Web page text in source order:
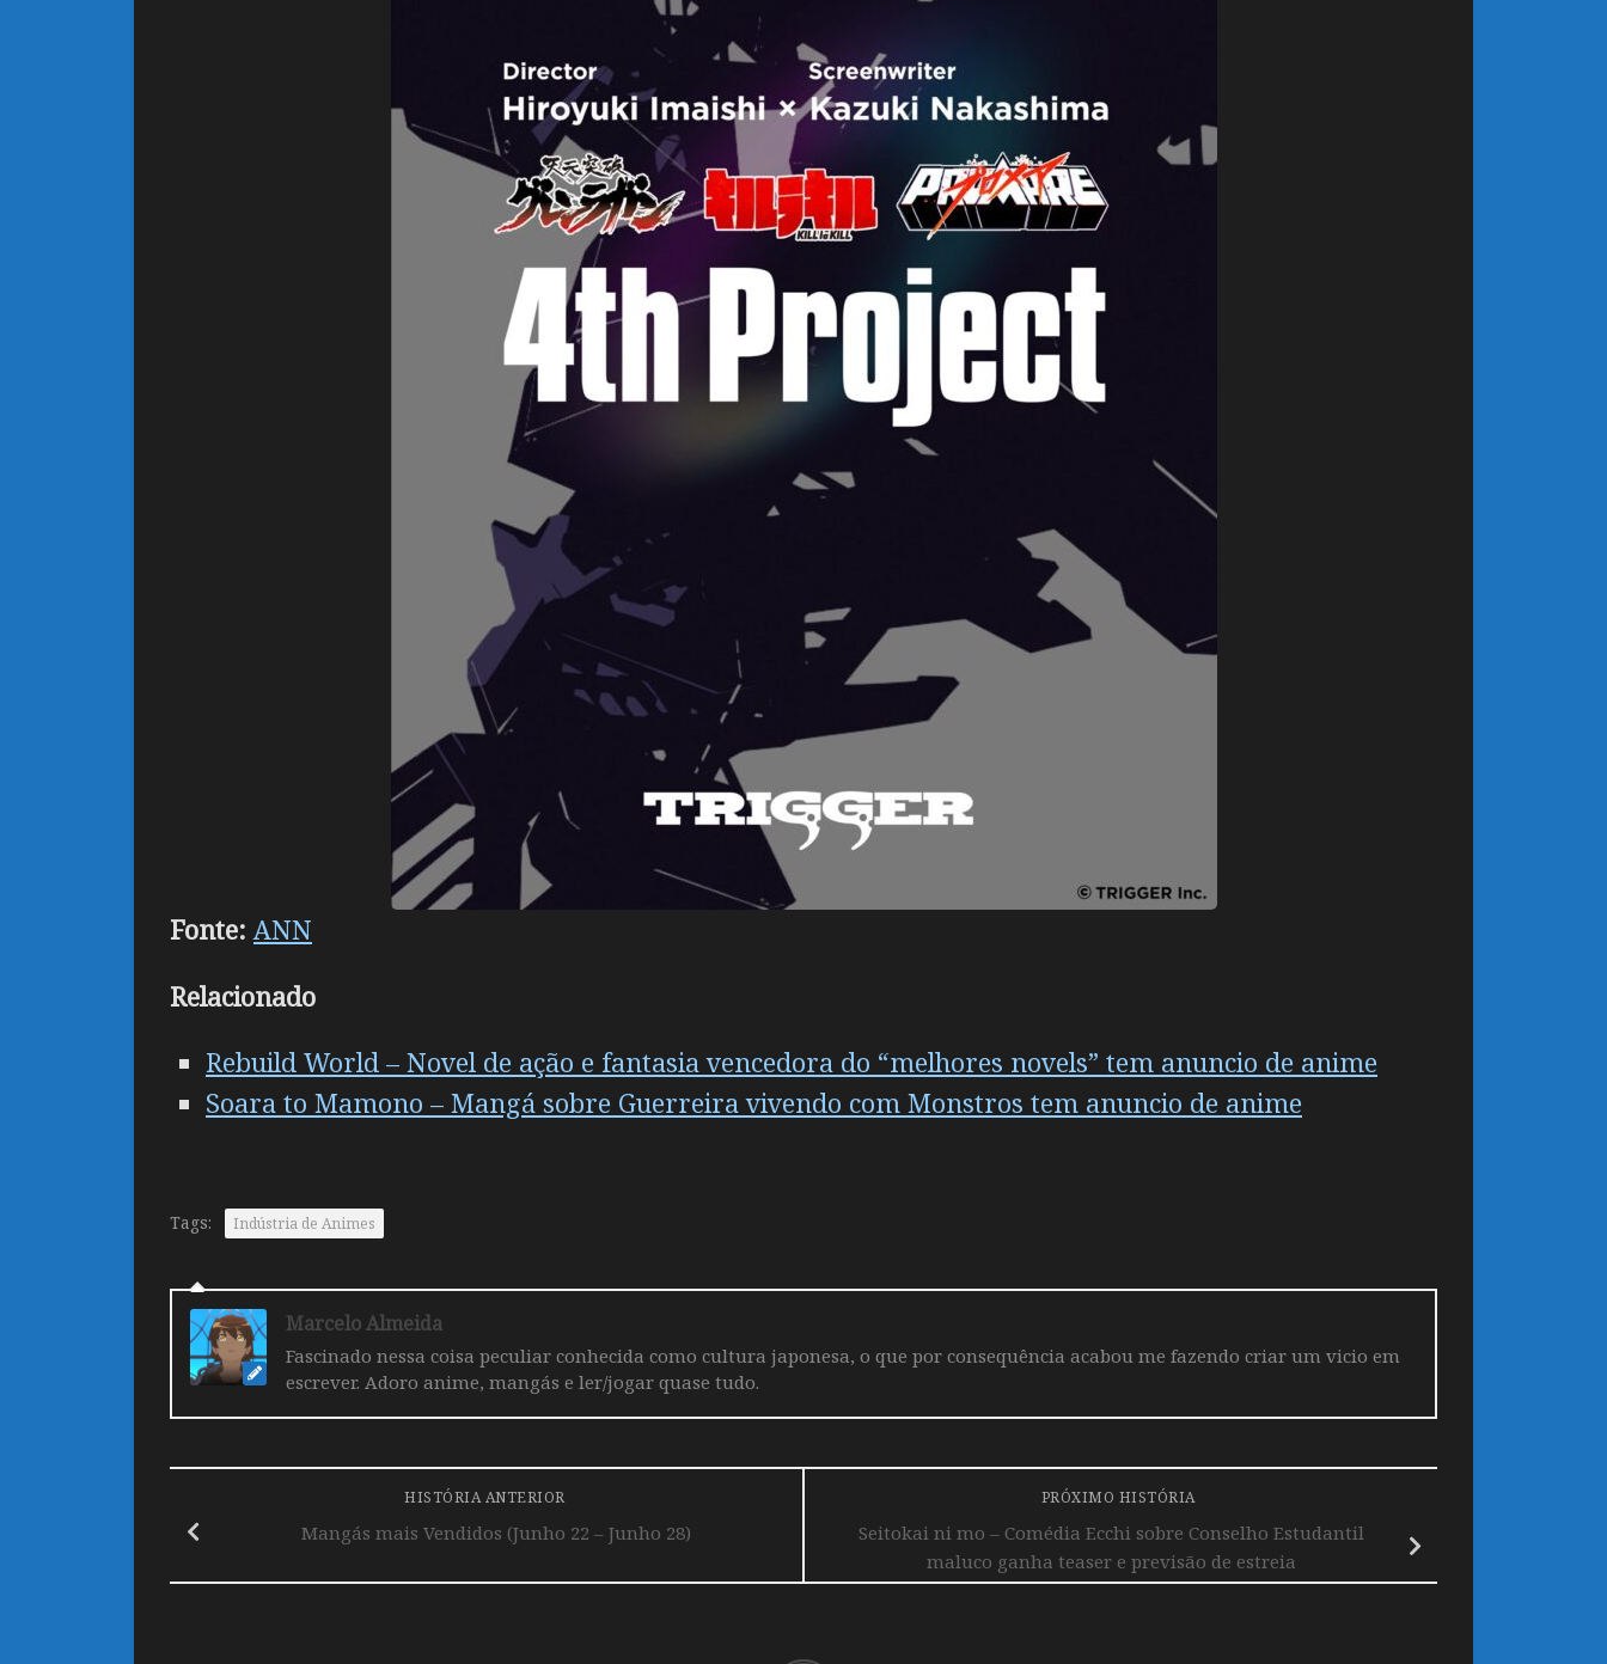
Fonte: ANN
Relacionado
Rebuild World – Novel de ação e fantasia vencedora do “melhores novels” tem anuncio de anime
Soara to Mamono – Mangá sobre Guerreira vivendo com Monstros tem anuncio de anime
Tags: Indústria de Animes
Marcelo Almeida
Fascinado nessa coisa peculiar conhecida como cultura japonesa, o que por consequência acabou me fazendo criar um vicio em
escrever. Adoro anime, mangás e ler/jogar quase tudo.
PRÓXIMO HISTÓRIA
Seitokai ni mo – Comédia Ecchi sobre Conselho Estudantil
maluco ganha teaser e previsão de estreia
HISTÓRIA ANTERIOR
Mangás mais Vendidos (Junho 22 – Junho 28)